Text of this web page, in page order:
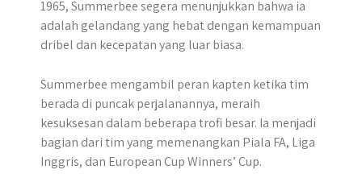
1965, Summerbee segera menunjukkan bahwa ia
adalah gelandang yang hebat dengan kemampuan
dribel dan kecepatan yang luar biasa.
Summerbee mengambil peran kapten ketika tim
berada di puncak perjalanannya, meraih
kesuksesan dalam beberapa trofi besar. Ia menjadi
bagian dari tim yang memenangkan Piala FA, Liga
Inggris, dan European Cup Winners’ Cup.